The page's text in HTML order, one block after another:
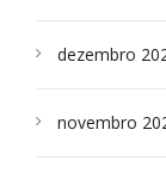
dezembro
novembro